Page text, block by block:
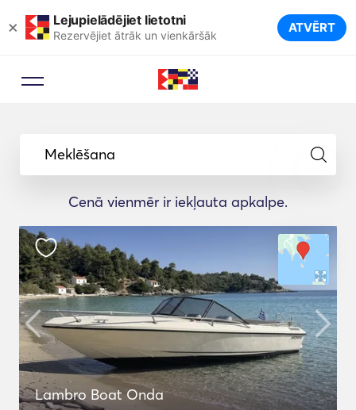
× Lejupielādējiet lietotni
Rezervējiet ātrāk un vienkāršāk ATVĒRT
Meklēšana
Cenā vienmēr ir iekļauta apkalpe.
Lambro Boat Onda